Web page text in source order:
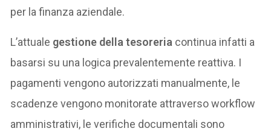
per la finanza aziendale.
L’attuale gestione della tesoreria continua infatti a
basarsi su una logica prevalentemente reattiva. I
pagamenti vengono autorizzati manualmente, le
scadenze vengono monitorate attraverso workflow
amministrativi, le verifiche documentali sono